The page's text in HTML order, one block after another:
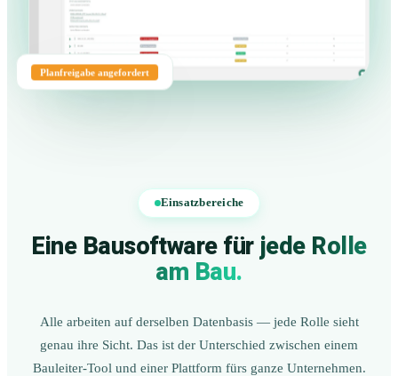
Planfreigabe angefordert
Einsatzbereiche
Eine Bausoftware fürjede Rolle
am Bau.
Alle arbeiten auf derselben Datenbasis — jede Rolle sieht
genau ihre Sicht. Das ist der Unterschied zwischen einem
Bauleiter-Tool und einer Plattform fürs ganze Unternehmen.